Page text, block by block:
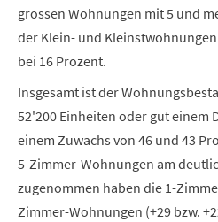
grossen Wohnungen mit 5 und
der Klein- und
bei 16 Prozent.
Insgesamt ist der
52'200 Einheiten oder gut einem
einem Zuwachs von 46 und 43
5-Zimmer-Wohnungen am
zugenommen haben die 1-
Zimmer-Wohnungen (+29 bzw.